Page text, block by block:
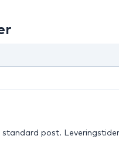
post.